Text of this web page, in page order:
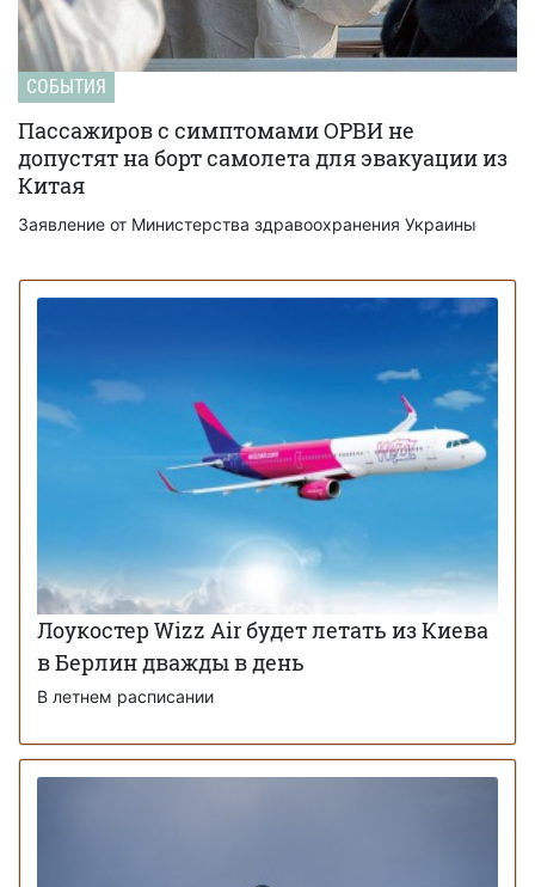
СОБЫТИЯ
Пассажиров с симптомами ОРВИ не
допустят на борт самолета для эвакуации из
Китая
Заявление от Министерства здравоохранения Украины
Лоукостер Wizz Air будет летать из Киева
в Берлин дважды в день
В летнем расписании